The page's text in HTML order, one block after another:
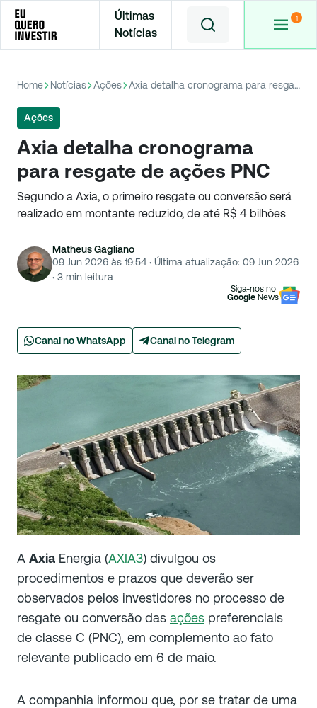
Últimas
Notícias
Home Notícias Ações Axia detalha cronograma para resgate de ações PNC
Ações
Axia detalha cronograma
para resgate de ações PNC
Segundo a Axia, o primeiro resgate ou conversão será
realizado em montante reduzido, de até R$ 4 bilhões
Matheus Gagliano
09 Jun 2026 às 19:54 · Última atualização: 09 Jun 2026
· 3 min leitura
Siga-nos no
Google News
Canal no WhatsApp Canal no Telegram
A Axia Energia (AXIA3) divulgou os
procedimentos e prazos que deverão ser
observados pelos investidores no processo de
resgate ou conversão das ações preferenciais
de classe C (PNC), em complemento ao fato
relevante publicado em 6 de maio.
A companhia informou que, por se tratar de uma